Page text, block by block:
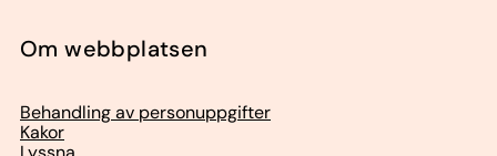
Om webbplatsen
Behandling av personuppgifter
Kakor